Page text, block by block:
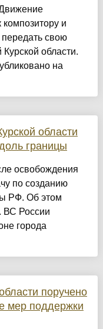
и
свою
области.
на
области
границы
освобождения
по созданию
РФ. Об этом
ВС России
города
поручено
мер поддержки